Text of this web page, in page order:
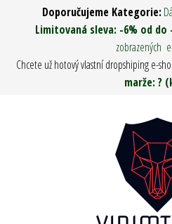
Doporučujeme Kategorie:
Limitovaná sleva: -6% od do
zobrazených
Chcete už hotový vlastní dropshiping e-
marže: ?